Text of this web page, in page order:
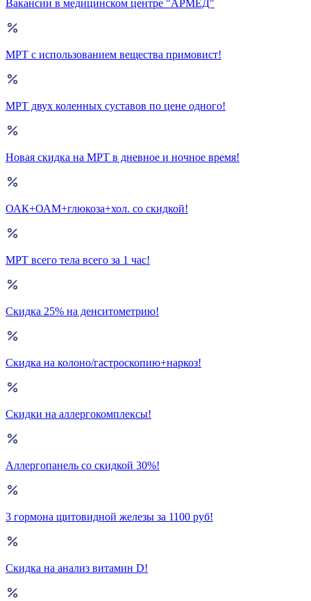
Вакансии в медицинском центре "АРМЕД"
МРТ с использованием вещества примовист!
МРТ двух коленных суставов по цене одного!
Новая скидка на МРТ в дневное и ночное время!
ОАК+ОАМ+глюкоза+хол. со скидкой!
МРТ всего тела всего за 1 час!
Скидка 25% на денситометрию!
Скидка на колоно/гастроскопию+наркоз!
Скидки на аллергокомплексы!
Аллергопанель со скидкой 30%!
3 гормона щитовидной железы за 1100 руб!
Скидка на анализ витамин D!